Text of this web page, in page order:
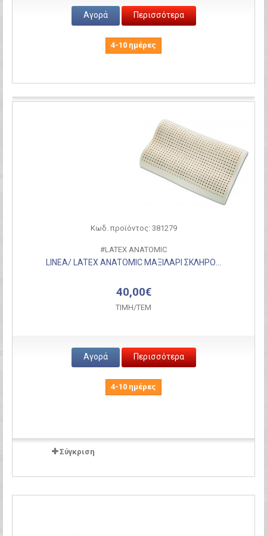
Αγορά Περισσότερα
4-10 ημέρες
Κωδ. προϊόντος: 381279
#LATEX ANATOMIC
LINEA/ LATEX ANATOMIC ΜΑΞΙΛΑΡΙ ΣΚΛΗΡΟ...
40,00€
ΤΙΜH/ΤΕΜ
Αγορά Περισσότερα
4-10 ημέρες
Σύγκριση